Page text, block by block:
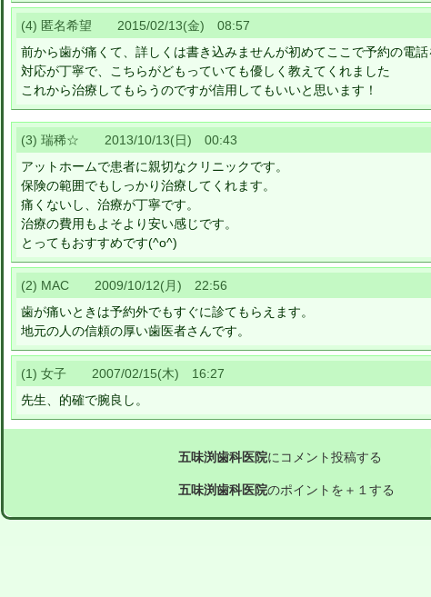
(4) 匿名希望 2015/02/13(金) 08:57
前から歯が痛くて、詳しくは書き込みませんが初めてここで予約の電
対応が丁寧で、こちらがどもっていても優しく教えてくれました
これから治療してもらうのですが信用してもいいと思います！
(3) 瑞稀☆ 2013/10/13(日) 00:43
アットホームで患者に親切なクリニックです。
保険の範囲でもしっかり治療してくれます。
痛くないし、治療が丁寧です。
治療の費用もよそより安い感じです。
とってもおすすめです(^o^)
(2) MAC 2009/10/12(月) 22:56
歯が痛いときは予約外でもすぐに診てもらえます。
地元の人の信頼の厚い歯医者さんです。
(1) 女子 2007/02/15(木) 16:27
先生、的確で腕良し。
五味渕歯科医院にコメント投稿する
五味渕歯科医院のポイントを＋１する